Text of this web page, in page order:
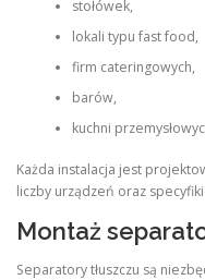
stołówek,
lokali typu fast food,
firm cateringowych,
barów,
kuchni
Każda instalacja jest
liczby urządzeń oraz
Montaż
Separatory tłuszczu są